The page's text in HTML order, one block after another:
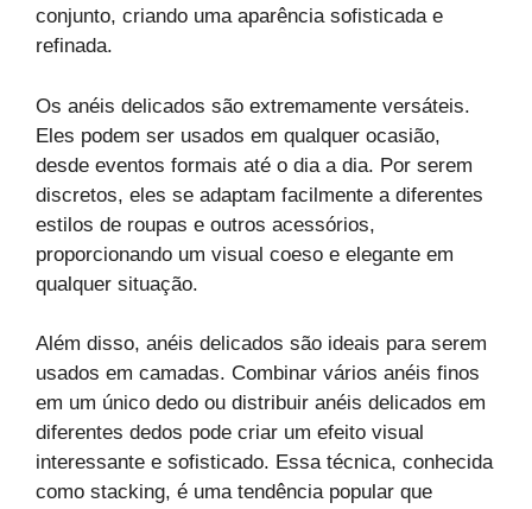
conjunto, criando uma aparência sofisticada e
refinada.
Os anéis delicados são extremamente versáteis.
Eles podem ser usados em qualquer ocasião,
desde eventos formais até o dia a dia. Por serem
discretos, eles se adaptam facilmente a diferentes
estilos de roupas e outros acessórios,
proporcionando um visual coeso e elegante em
qualquer situação.
Além disso, anéis delicados são ideais para serem
usados em camadas. Combinar vários anéis finos
em um único dedo ou distribuir anéis delicados em
diferentes dedos pode criar um efeito visual
interessante e sofisticado. Essa técnica, conhecida
como stacking, é uma tendência popular que